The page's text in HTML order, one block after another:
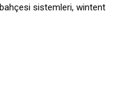
sistemleri, wintent